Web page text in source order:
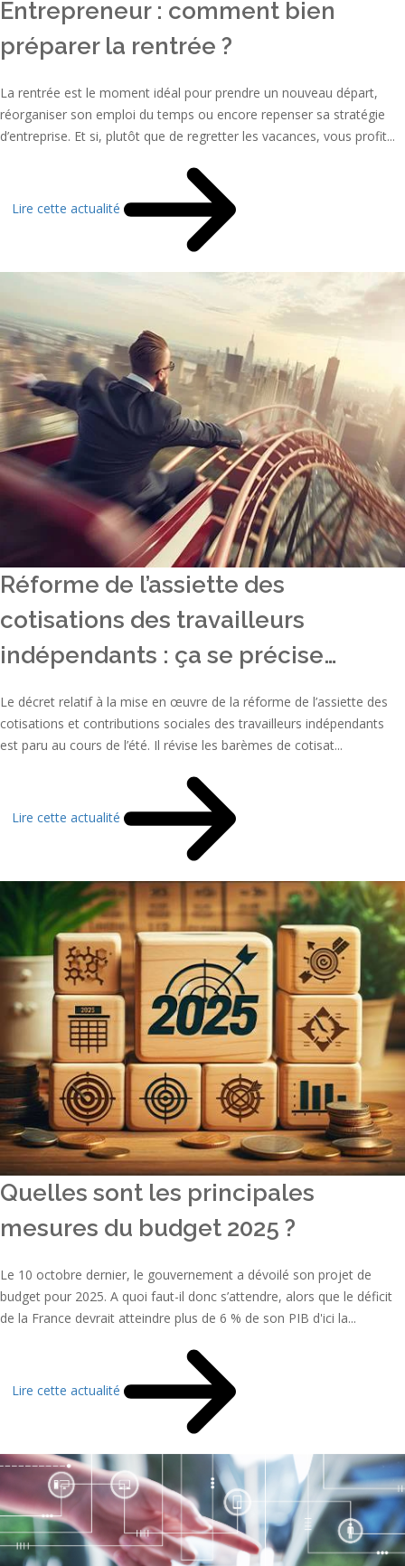
Entrepreneur : comment bien
préparer la rentrée ?
La rentrée est le moment idéal pour prendre un nouveau départ,
réorganiser son emploi du temps ou encore repenser sa stratégie
d’entreprise. Et si, plutôt que de regretter les vacances, vous profit...
Lire cette actualité
Réforme de l’assiette des
cotisations des travailleurs
indépendants : ça se précise…
Le décret relatif à la mise en œuvre de la réforme de l’assiette des
cotisations et contributions sociales des travailleurs indépendants
est paru au cours de l’été. Il révise les barèmes de cotisat...
Lire cette actualité
Quelles sont les principales
mesures du budget 2025 ?
Le 10 octobre dernier, le gouvernement a dévoilé son projet de
budget pour 2025. A quoi faut-il donc s’attendre, alors que le déficit
de la France devrait atteindre plus de 6 % de son PIB d'ici la...
Lire cette actualité